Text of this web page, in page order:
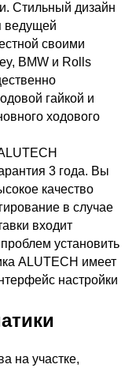
Стильный дизайн
ведущей
своими
BMW и Rolls
гайкой и
ходового
3 года. Вы
качество
в случае
входит
установить
ALUTECH имеет
настройки
на участке,